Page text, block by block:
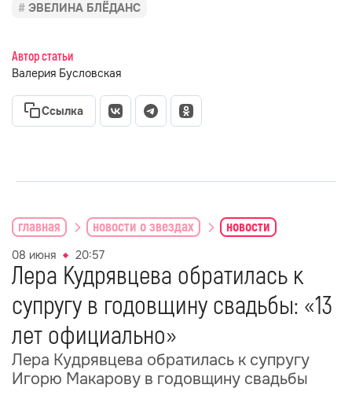
ЭВЕЛИНА БЛЁДАНС
Автор статьи
Валерия Бусловская
Ссылка
главная новости о звездах новости
08 июня 20:57
Лера Кудрявцева обратилась к
супругу в годовщину свадьбы: «13
лет официально»
Лера Кудрявцева обратилась к супругу
Игорю Макарову в годовщину свадьбы